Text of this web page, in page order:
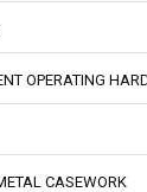
OPERATING
CASEWORK